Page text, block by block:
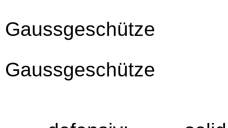
Gaussgeschütze
Gaussgeschütze